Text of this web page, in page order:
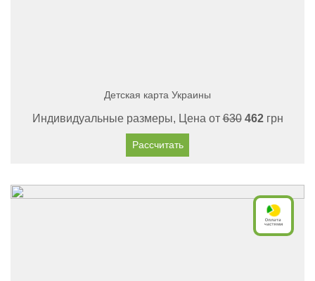
Детская карта Украины
Индивидуальные размеры, Цена от630 462грн
Рассчитать